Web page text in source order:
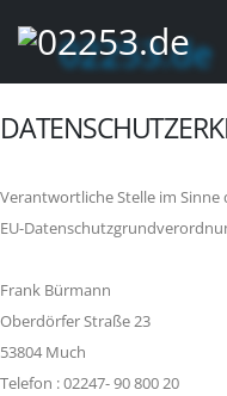
Verantwortliche Stelle im
EU-
Frank Bürmann
Oberdörfer Straße 23
53804 Much
Telefon : 02247- 90 800 20